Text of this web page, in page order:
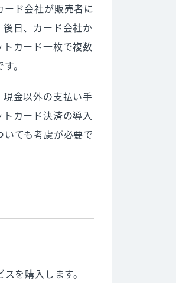
ド会社が販売者に
日、カード会社か
カード一枚で複数
。
金以外の支払い手
カード決済の導入
ても考慮が必要で
を購入します。